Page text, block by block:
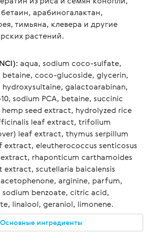
арабиногалактан,
тимьяна, клевера и другие
растений.
aqua, sodium coco-sulfate,
coco-glucoside, glycerin,
galactoarabinan,
sodium PCA, betaine, succinic
seed extract, hydrolyzed rice
leaf extract, trifolium
leaf extract, thymus serpillum
extract, eleutherococcus senticosus
rhaponticum carthamoides
scutellaria baicalensis
arginine, parfum,
benzoate, citric acid,
linalool, geraniol, limonene.
Основные ингредиенты